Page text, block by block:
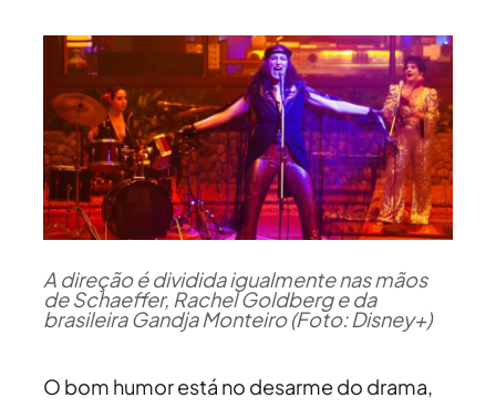
A direção é dividida igualmente nas mãos
de Schaeffer, Rachel Goldberg e da
brasileira Gandja Monteiro (Foto: Disney+)
O bom humor está no desarme do drama,